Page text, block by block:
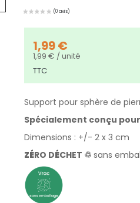
1,99 €
1,99 € / unité
TTC
Support pour sphère de
Spécialement conçu
Dimensions : +/- 2 x 3 cm
ZÉRO DÉCHET ♲ sans